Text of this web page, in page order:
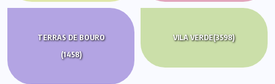
TERRAS DE BOURO
(1458)
VILA VERDE(3598)